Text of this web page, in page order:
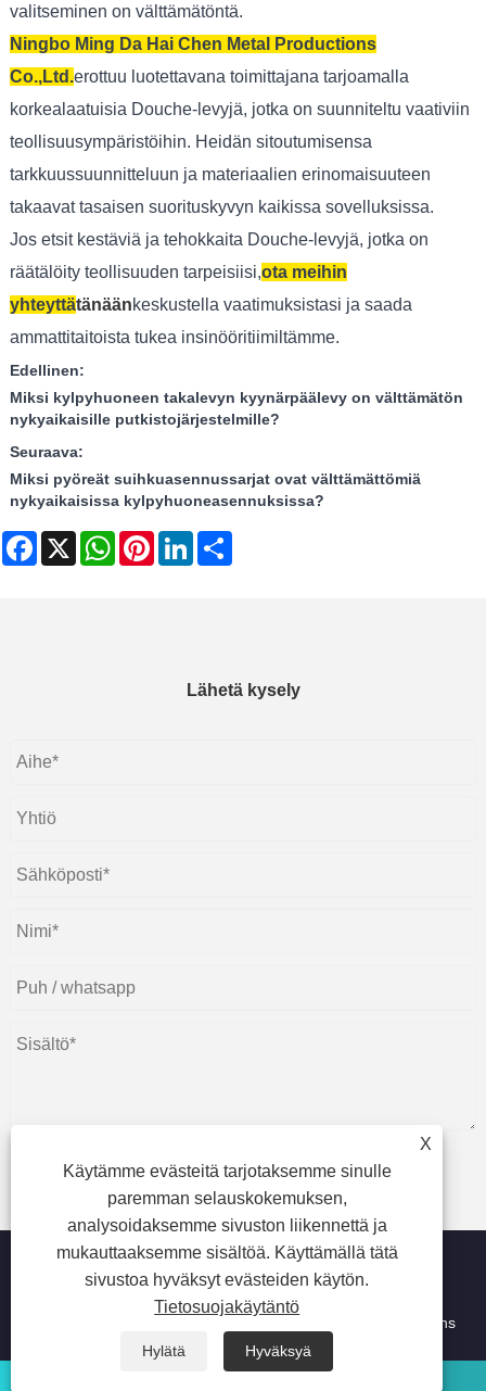
valitseminen on välttämätöntä.
Ningbo Ming Da Hai Chen Metal Productions
Co.,Ltd.erottuu luotettavana toimittajana tarjoamalla
korkealaatuisia Douche-levyjä, jotka on suunniteltu vaativiin
teollisuusympäristöihin. Heidän sitoutumisensa
tarkkuussuunnitteluun ja materiaalien erinomaisuuteen
takaavat tasaisen suorituskyvyn kaikissa sovelluksissa.
Jos etsit kestäviä ja tehokkaita Douche-levyjä, jotka on
räätälöity teollisuuden tarpeisiisi,ota meihin
yhteyttätänäänkeskustella vaatimuksistasi ja saada
ammattitaitoista tukea insinööritiimiltämme.
Edellinen:
Miksi kylpyhuoneen takalevyn kyynärpäälevy on välttämätön
nykyaikaisille putkistojärjestelmille?
Seuraava:
Miksi pyöreät suihkuasennussarjat ovat välttämättömiä
nykyaikaisissa kylpyhuoneasennuksissa?
Facebook
X WhatsAppPinterestLinkedIn
Lähetä kysely
Lähetä
X
Käytämme evästeitä tarjotaksemme sinulle
paremman selauskokemuksen,
analysoidaksemme sivuston liikennettä ja
mukauttaaksemme sisältöä. Käyttämällä tätä
sivustoa hyväksyt evästeiden käytön.
Tietosuojakäytäntö
Hylätä
Hyväksyä
Copyright © 2026 Ningbo Ming Da Hai Chen Metal Productions
Co.,Ltd. Kaikki oikeudet pidätetään.